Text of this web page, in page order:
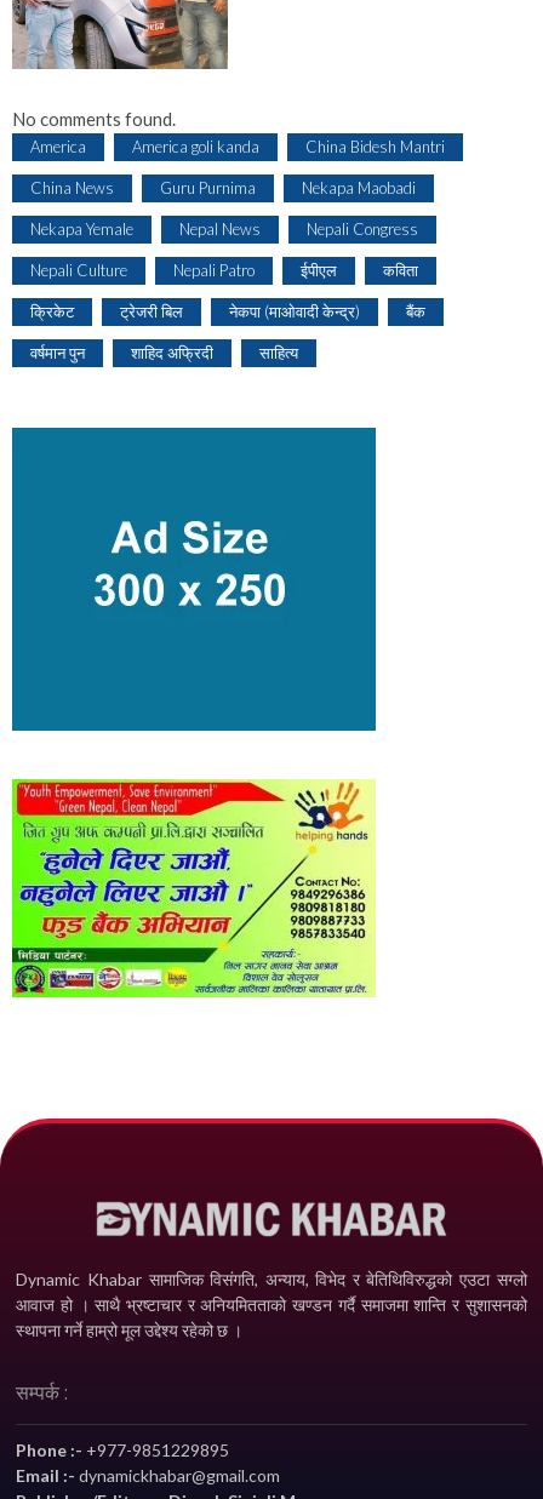
No comments found.
America America goli kanda China Bidesh Mantri
China News Guru Purnima Nekapa Maobadi
Nekapa Yemale Nepal News Nepali Congress
Nepali Culture Nepali Patro ईपीएल कविता
क्रिकेट ट्रेजरी बिल नेकपा (माओवादी केन्द्र) बैंक
वर्षमान पुन शाहिद अफ्रिदी साहित्य
Dynamic Khabar सामाजिक विसंगति, अन्याय, विभेद­ र बेतिथिविरुद्धको एउटा सग्लो
आवाज हो । साथै भ्रष्टाचार र अनियमितताको खण्डन गर्दै समाजमा शान्ति र सुशासनको
स्थापना गर्ने हाम्रो मूल उद्देश्य रहेको छ ।
सम्पर्क :
Phone :- +977-9851229895
Email :-dynamickhabar@gmail.com